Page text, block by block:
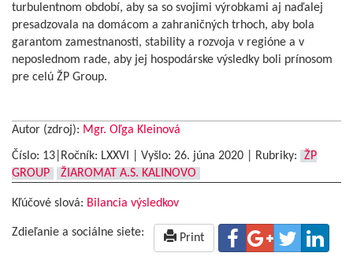
turbulentnom období, aby sa so svojimi výrobkami aj naďalej
presadzovala na domácom a zahraničných trhoch, aby bola
garantom zamestnanosti, stability a rozvoja v regióne a v
neposlednom rade, aby jej hospodárske výsledky boli prínosom
pre celú ŽP Group.
Autor (zdroj): Mgr. Oľga Kleinová
Číslo: 13|Ročník: LXXVI | Vyšlo: 26. júna 2020 Rubriky:
ŽP
GROUP
ŽIAROMAT A.S. KALINOVO
Kľúčové slová: Bilancia výsledkov
Zdieľanie a sociálne siete: Print